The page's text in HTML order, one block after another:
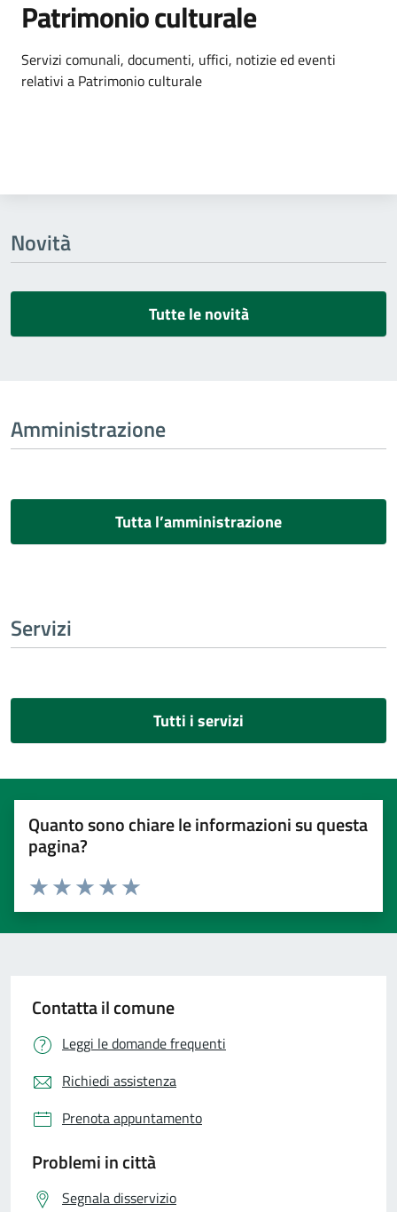
Patrimonio culturale
Dettagli dell'argomento
Servizi comunali, documenti, uffici, notizie ed eventi
relativi a Patrimonio culturale
Novità
Tutte le novità
Amministrazione
Tutta l’amministrazione
Servizi
Tutti i servizi
Quanto sono chiare le informazioni su questa
pagina?
Valuta 5 stelle su 5
Valuta 4 stelle su 5
Valuta 3 stelle su 5
Valuta 2 stelle su 5
Valuta 1 stelle su 5
Contatta il comune
Leggi le domande frequenti
Richiedi assistenza
Prenota appuntamento
Problemi in città
Segnala disservizio